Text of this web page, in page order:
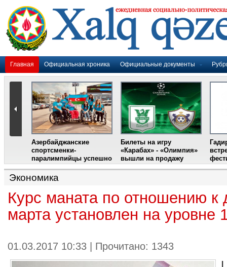
Главная Официальная хроника Официальные документы
Азербайджанские
спортсменки-
паралимпийцы успешно
выступили на III
Международном
фестивале парашютного
Билеты на игру
«Карабах» - «Олимпия»
вышли на продажу
Экономика
Курс маната по отношению к
марта установлен на уровне
01.03.2017 10:33 | Прочитано: 1343